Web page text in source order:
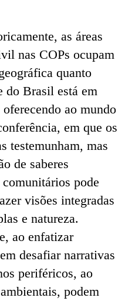
as áreas
nas COPs ocupam
quanto
do Brasil está em
ao mundo
em que os
testemunham, mas
de saberes
pode
visões integradas
e natureza.
ao enfatizar
desafiar narrativas
periféricos, ao
podem